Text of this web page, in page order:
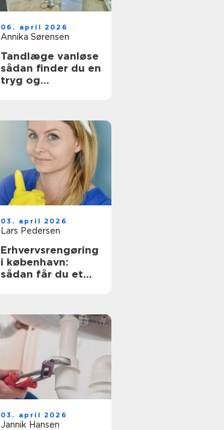
06. april 2026
Annika Sørensen
Tandlæge vanløse
sådan finder du en
tryg og
03. april 2026
Lars Pedersen
Erhvervsrengøring
i københavn:
sådan får du et
03. april 2026
Jannik Hansen